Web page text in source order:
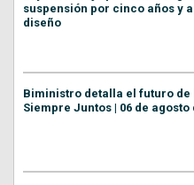
suspensión por cinco años y
diseño
Biministro detalla el futuro de
Siempre Juntos | 06 de agosto